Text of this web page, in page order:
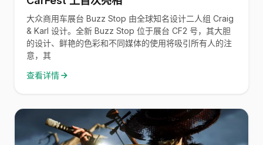
大众商用车展台 Buzz Stop 由全球知名设计二人组 Craig
& Karl 设计。全新 Buzz Stop 位于展台 CF2 号，其大胆
的设计、鲜艳的色彩和不同媒体的使用将吸引所有人的注
意，其
查看详情